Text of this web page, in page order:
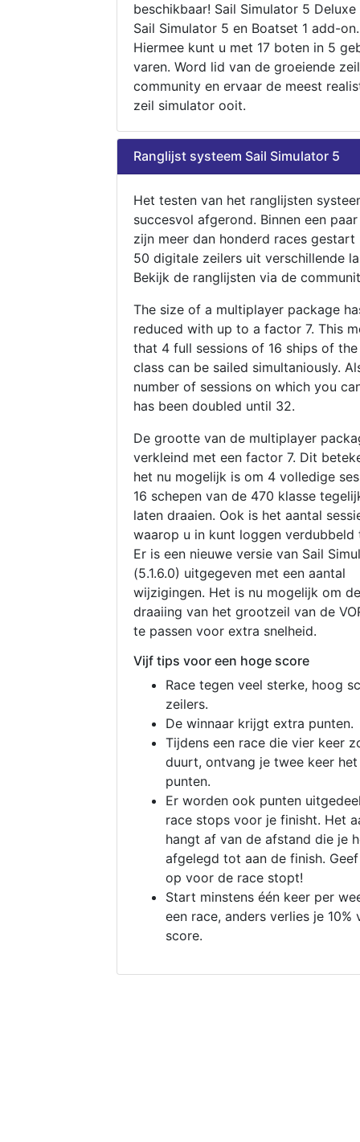
beschikbaar! Sail Simulator 5
Sail Simulator 5 en Boatset 1 add-on.
Hiermee kunt u met 17 boten in 5
varen. Word lid van de groeiende zeil
community en ervaar de meest
zeil simulator ooit.
Ranglijst systeem Sail Simulator 5
Het testen van het ranglijsten
succesvol afgerond. Binnen een
zijn meer dan honderd races gestart
50 digitale zeilers uit verschillende
Bekijk de ranglijsten via de
The size of a multiplayer package
reduced with up to a factor 7. This
that 4 full sessions of 16 ships of
class can be sailed simultaniously.
number of sessions on which you
has been doubled until 32.
De grootte van de multiplayer
verkleind met een factor 7. Dit
het nu mogelijk is om 4 volledige
16 schepen van de 470 klasse
laten draaien. Ook is het aantal
waarop u in kunt loggen verdubbeld
Er is een nieuwe versie van Sail
(5.1.6.0) uitgegeven met een aantal
wijzigingen. Het is nu mogelijk om de
draaiing van het grootzeil van de
te passen voor extra snelheid.
Vijf tips voor een hoge score
Race tegen veel sterke, hoog
zeilers.
De winnaar krijgt extra punten.
Tijdens een race die vier keer
duurt, ontvang je twee keer
punten.
Er worden ook punten
race stops voor je finisht. Het
hangt af van de afstand die je
afgelegd tot aan de finish.
op voor de race stopt!
Start minstens één keer per
een race, anders verlies je 10%
score.